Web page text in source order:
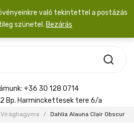
csokor
+36 30 128 0714
Bp. Harminckettesek tere 6/a
Virághagyma / Dahlia Alauna Clair Obscur
való tekintettel a postázás
szünetel. Bezárás